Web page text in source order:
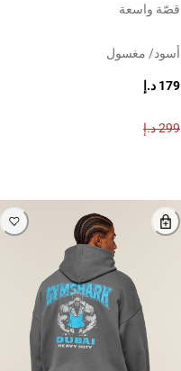
قصّة واسعة
أسود/ مغسول
179 د.إ
299 د.إ